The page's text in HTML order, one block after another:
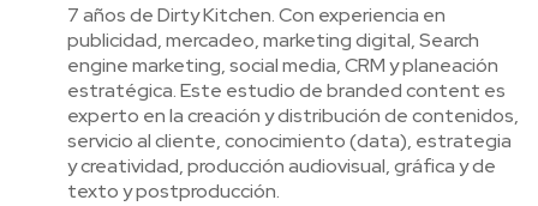
7 años de Dirty Kitchen. Con experiencia en
publicidad, mercadeo, marketing digital, Search
engine marketing, social media, CRM y planeación
estratégica. Este estudio de branded content es
experto en la creación y distribución de contenidos,
servicio al cliente, conocimiento (data), estrategia
y creatividad, producción audiovisual, gráfica y de
texto y postproducción.